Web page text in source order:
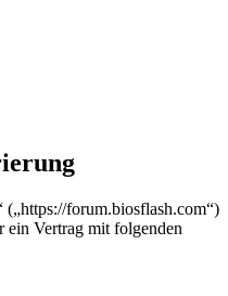
forum.biosflash.com“)
Vertrag mit folgenden